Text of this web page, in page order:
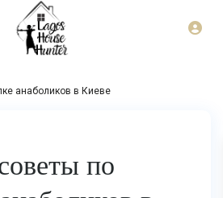
анаболиков в Киеве
по